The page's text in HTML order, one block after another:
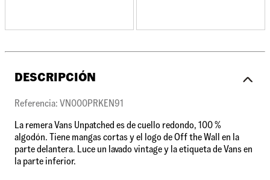
DESCRIPCIÓN
Referencia: VN000PRKEN91
La remera Vans Unpatched es de cuello redondo, 100 %
algodón. Tiene mangas cortas y el logo de Off the Wall en la
parte delantera. Luce un lavado vintage y la etiqueta de Vans en
la parte inferior.